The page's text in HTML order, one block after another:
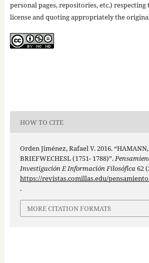
personal pages, repositories, etc.)
license and quoting appropriately the
HOW TO CITE
Orden Jiménez, Rafael V. 2016.
BRIEFWECHESL (1751- 1788)”.
Investigación E Información Filosófica 62
https://revistas.comillas.edu/
.
MORE CITATION FORMATS